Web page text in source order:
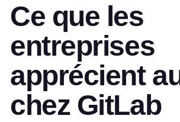
Ce que les
entreprises
apprécient
chez GitLab